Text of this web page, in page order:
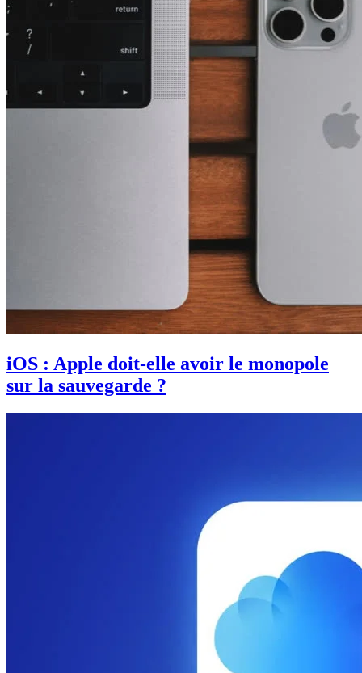
iOS : Apple doit-elle avoir le monopole
sur la sauvegarde ?